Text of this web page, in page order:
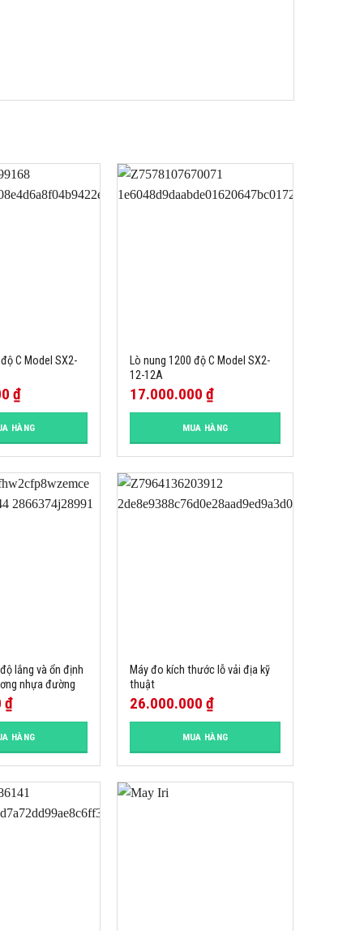
C Model SX2-
₫
HÀNG
Lò nung 1200 độ C Model SX2-
12-12A
17.000.000 ₫
MUA HÀNG
lắng và ổn định
nhựa đường
₫
HÀNG
Máy đo kích thước lỗ vải địa kỹ
thuật
26.000.000 ₫
MUA HÀNG